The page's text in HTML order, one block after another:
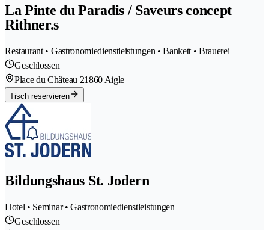
La Pinte du Paradis / Saveurs concept
Rithner.s
Restaurant • Gastronomiedienstleistungen • Bankett • Brauerei
Geschlossen
Place du Château 21860 Aigle
Tisch reservieren
Bildungshaus St. Jodern
Hotel • Seminar • Gastronomiedienstleistungen
Geschlossen